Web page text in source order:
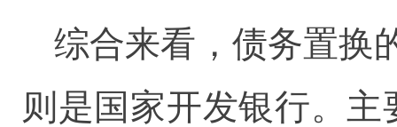
综合来看，债务置换
则是国家开发银行。